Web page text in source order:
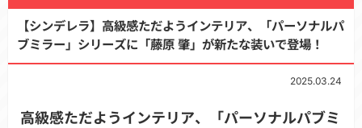
【シンデレラ】高級感ただようインテリア、「パーソナルパ
ブミラー」シリーズに「藤原 肇」が新たな装いで登場！
2025.03.24
高級感ただようインテリア、「パーソナルパブミ